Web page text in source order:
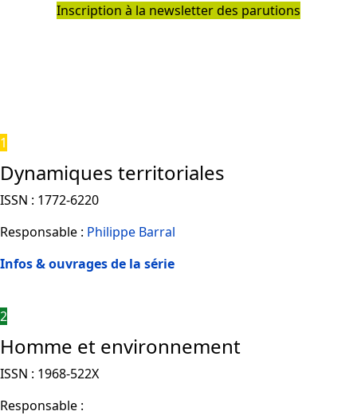
Inscription à la newsletter des parutions
1
Dynamiques territoriales
ISSN : 1772-6220
Responsable : Philippe Barral
Infos & ouvrages de la série
2
Homme et environnement
ISSN : 1968-522X
Responsable :